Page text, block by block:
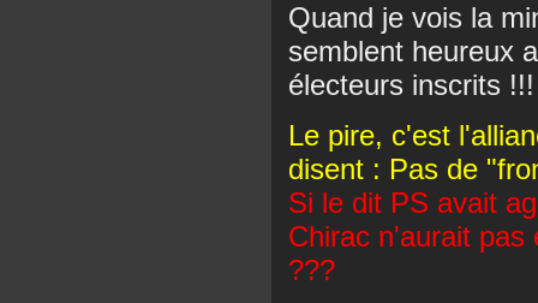
Quand je vois la
semblent heureux
électeurs inscrits !!!
Le pire, c'est
disent : Pas de
Si le dit PS avait
Chirac n'aurait pas
???